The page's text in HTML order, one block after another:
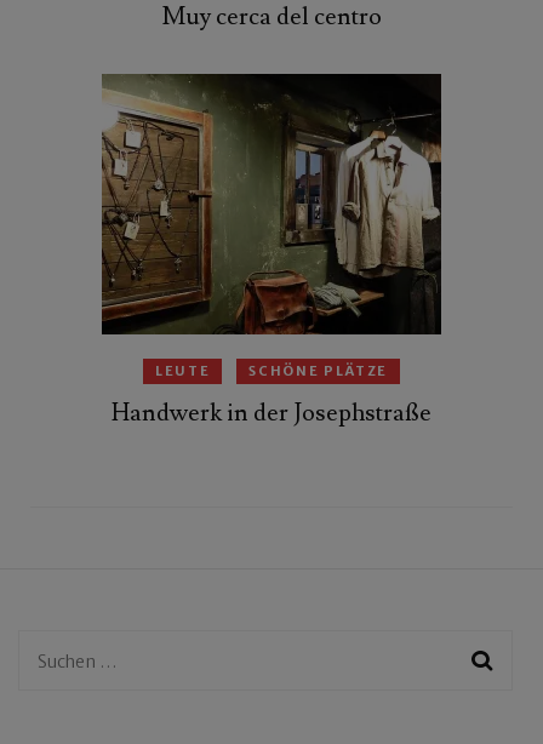
Muy cerca del centro
LEUTE SCHÖNE PLÄTZE
Handwerk in der Josephstraße
Suchen